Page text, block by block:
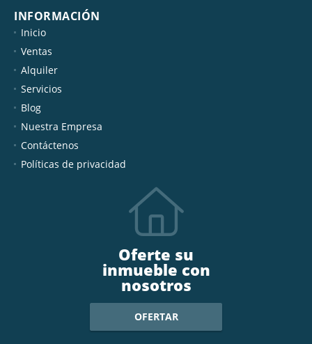
INFORMACIÓN
Inicio
Ventas
Alquiler
Servicios
Blog
Nuestra Empresa
Contáctenos
Políticas de privacidad
Oferte su
inmueble con
nosotros
OFERTAR